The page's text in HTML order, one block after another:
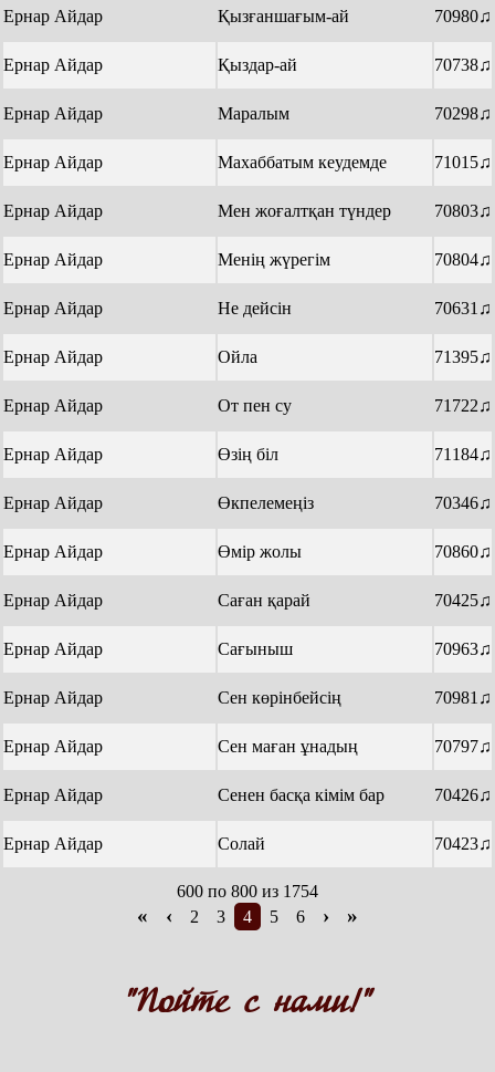
Ернар Айдар Қызғаншағым-ай 70980♫
Ернар Айдар Қыздар-ай 70738♫
Ернар Айдар Маралым 70298♫
Ернар Айдар Махаббатым кеудемде 71015♫
Ернар Айдар Мен жоғалтқан түндер 70803♫
Ернар Айдар Менің жүрегім 70804♫
Ернар Айдар Не дейсін 70631♫
Ернар Айдар Ойла 71395♫
Ернар Айдар От пен су 71722♫
Ернар Айдар Өзің біл 71184♫
Ернар Айдар Өкпелемеңіз 70346♫
Ернар Айдар Өмір жолы 70860♫
Ернар Айдар Саған қарай 70425♫
Ернар Айдар Сағыныш 70963♫
Ернар Айдар Сен көрінбейсің 70981♫
Ернар Айдар Сен маған ұнадың 70797♫
Ернар Айдар Сенен басқа кімім бар 70426♫
Ернар Айдар Солай 70423♫
600 по 800 из 1754
« ‹ 2 3 4 5 6 › »
"Пойте с нами!"